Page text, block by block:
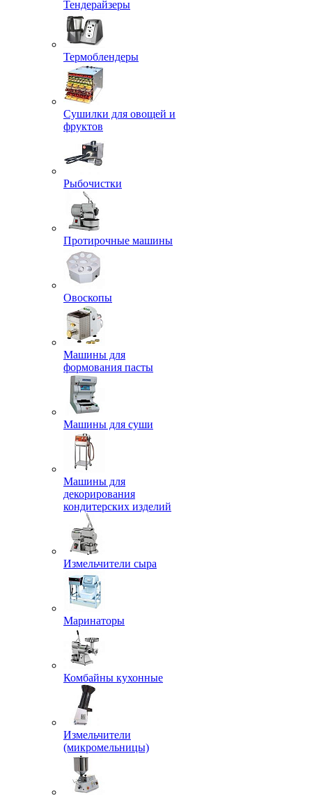
Тендерайзеры
Термоблендеры
Сушилки для овощей и
фруктов
Рыбочистки
Протирочные машины
Овоскопы
Машины для
формования пасты
Машины для суши
Машины для
декорирования
кондитерских изделий
Измельчители сыра
Маринаторы
Комбайны кухонные
Измельчители
(микромельницы)